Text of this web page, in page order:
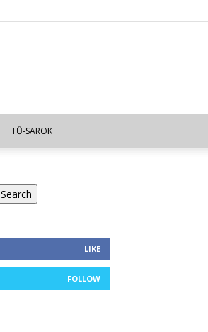
TŰ-SAROK
Search
LIKE
FOLLOW